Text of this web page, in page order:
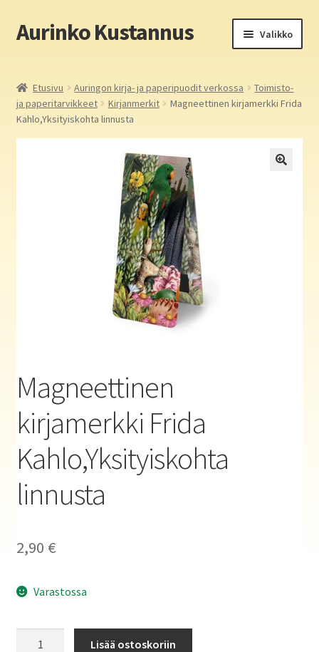
Siirry
navigointiin
Siirry
sisältöön
Aurinko Kustannus Valikko
Yritys
Aurinko Kustannus: kirjat
Auringon kirja- ja paperipuodit verkossa
Etusivu Auringon kirja- ja paperipuodit verkossa
Toimisto-
ja paperitarvikkeet
Kirjanmerkit
Magneettinen kirjamerkki Frida
Kahlo,Yksityiskohta linnusta
Magneettinen
kirjamerkki Frida
Kahlo,Yksityiskohta
linnusta
2,90 €
Varastossa
Lisää ostoskoriin